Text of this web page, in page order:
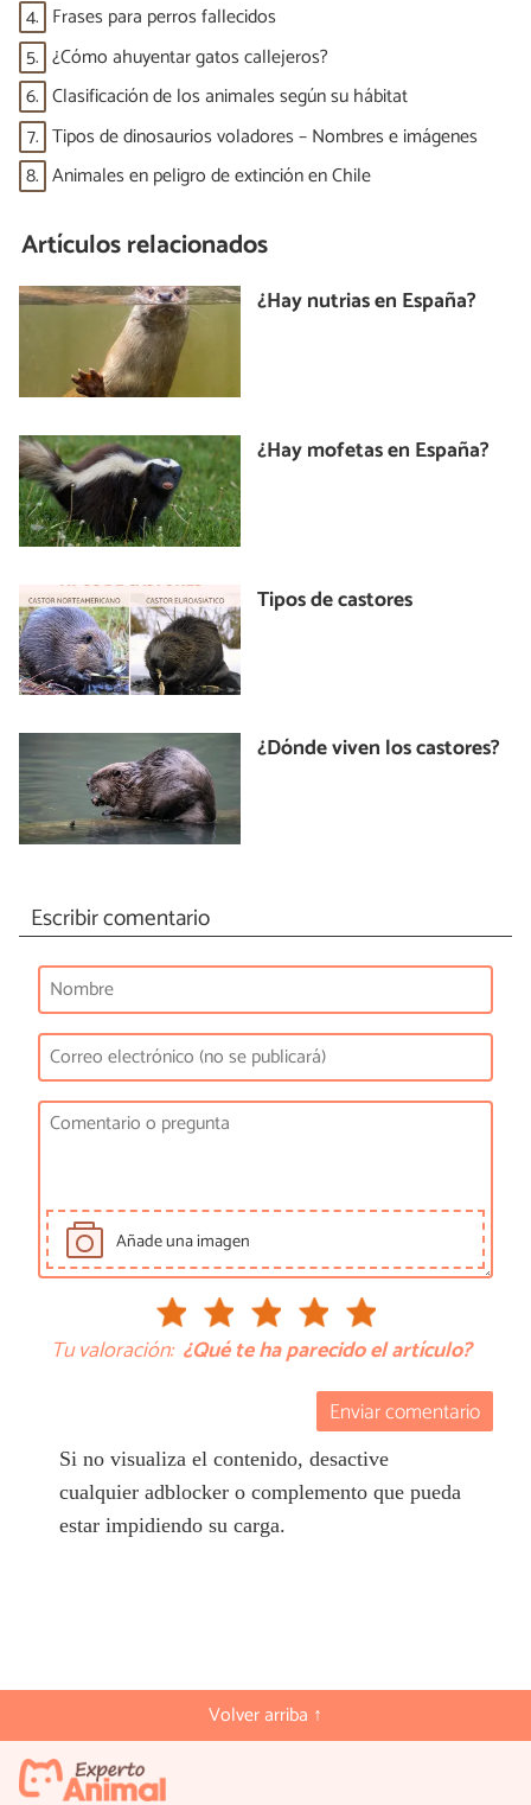
4. Frases para perros fallecidos
5. ¿Cómo ahuyentar gatos callejeros?
6. Clasificación de los animales según su hábitat
7. Tipos de dinosaurios voladores – Nombres e imágenes
8. Animales en peligro de extinción en Chile
Artículos relacionados
¿Hay nutrias en España?
¿Hay mofetas en España?
Tipos de castores
¿Dónde viven los castores?
Escribir comentario
Añade una imagen
Tu valoración: ¿Qué te ha parecido el artículo?
Enviar comentario
Si no visualiza el contenido, desactive
cualquier adblocker o complemento que pueda
estar impidiendo su carga.
Volver arriba ↑